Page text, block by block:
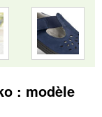
: modèle